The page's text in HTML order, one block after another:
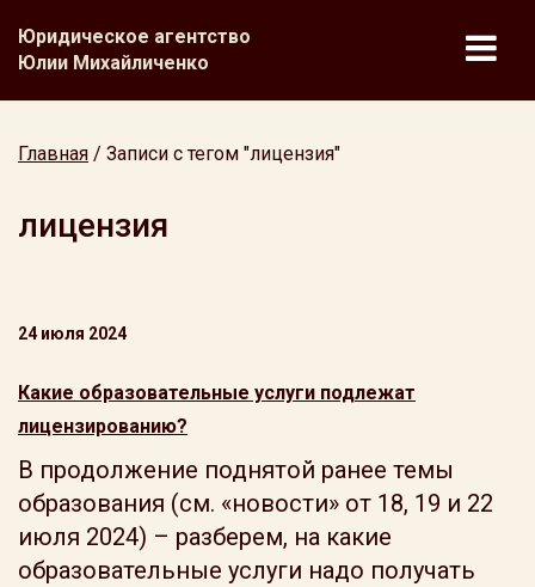
Юридическое агентство
Юлии Михайличенко
Главная / Записи с тегом "лицензия"
лицензия
24 июля 2024
Какие образовательные услуги подлежат
лицензированию?
В продолжение поднятой ранее темы
образования (см. «новости» от 18, 19 и 22
июля 2024) – разберем, на какие
образовательные услуги надо получать